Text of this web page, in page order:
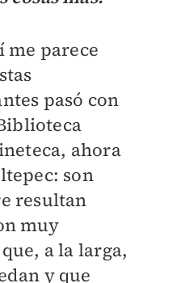
me parece
pasó con
ahora
son
resultan
muy
a la larga,
y que